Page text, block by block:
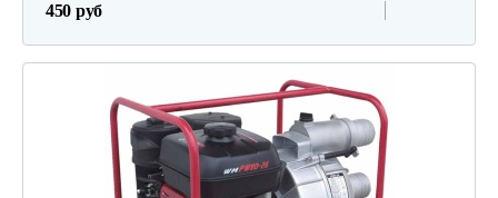
450 руб